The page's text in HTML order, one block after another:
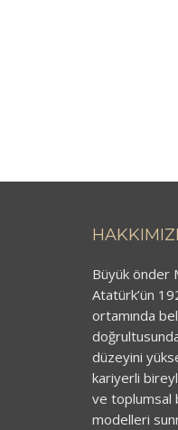
Büyük önder
Atatürk’ün
ortamında
düzeyini
kariyerli
ve toplumsal
modelleri